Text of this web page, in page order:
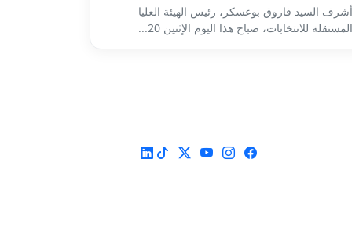
أشرف السيد فاروق بوعسكر، رئيس الهيئة العليا
المستقلة للانتخابات، صباح هذا اليوم الإثنين 20...